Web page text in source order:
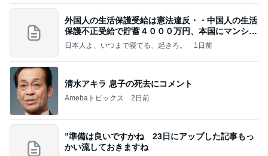
外国人の生活保護受給は憲法違反・・中国人の生活
保護不正受給で貯蓄４０００万円、本国にマンショ
ンを
日本人よ、いつまで寝てる、起きろ。 1日前
清水アキラ 息子の死去にコメント
Amebaトピックス 2日前
”準備は良いですかね 23日にアップした記事もっ
かい流しておきますね